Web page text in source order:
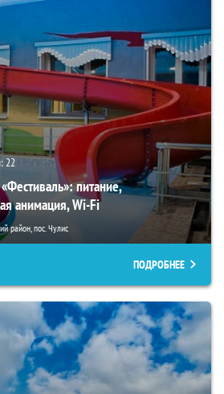
22
питание,
анимация, Wi-Fi
район, пос. Чулис
ПОДРОБНЕЕ